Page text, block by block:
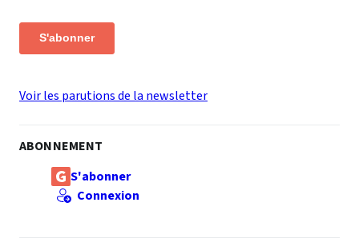
S'abonner
Voir les parutions de la newsletter
ABONNEMENT
S'abonner
Connexion